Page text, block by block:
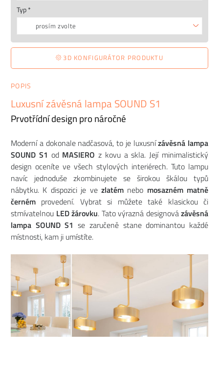
Typ *
prosím zvolte
3D KONFIGURÁTOR PRODUKTU
POPIS
Luxusní závěsná lampa SOUND S1
Prvotřídní design pro náročné
Moderní a dokonale nadčasová, to je luxusnízávěsná lampa
SOUND S1 odMASIERO z kovu a skla. Její minimalistický
design oceníte ve všech stylových interiérech. Tuto lampu
navíc jednoduše zkombinujete se širokou škálou typů
nábytku. K dispozici je ve zlatémnebo mosazném matně
černém provedení. Vybrat si můžete také klasickou či
stmívatelnou LED žárovku. Tato výrazná designovázávěsná
lampa SOUND S1 se zaručeně stane dominantou každé
místnosti, kam ji umístíte.